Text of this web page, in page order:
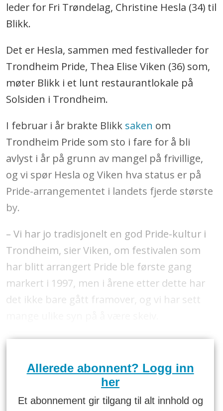
leder for Fri Trøndelag, Christine Hesla (34) til
Blikk.
Det er Hesla, sammen med festivalleder for
Trondheim Pride, Thea Elise Viken (36) som,
møter Blikk i et lunt restaurantlokale på
Solsiden i Trondheim.
I februar i år brakte Blikk saken om
Trondheim Pride som sto i fare for å bli
avlyst i år på grunn av mangel på frivillige,
og vi spør Hesla og Viken hva status er på
Pride-arrangementet i landets fjerde største
by.
– Vi har jo tradisjonelt en god Pride-kultur i
Trondheim, sier Viken, om festivalen som
har blitt arrangert Pride ble første gang
markert i 1997, men i årene etter dette har
det ikke bare gått framover, og vi har sett
Allerede abonnent? Logg inn
her
Et abonnement gir tilgang til alt innhold og